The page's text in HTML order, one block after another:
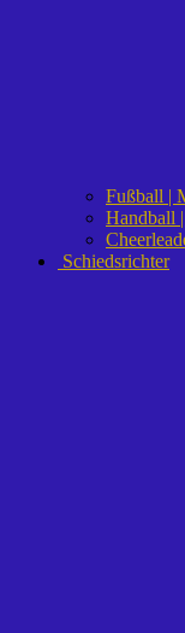
Fußball |
Handball
Schiedsrichter